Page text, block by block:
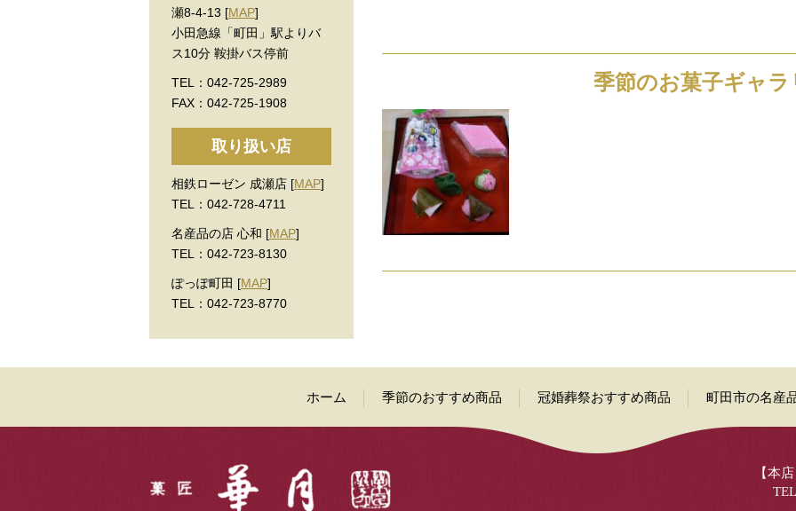
季節のお菓子ギャラ
瀬8-4-13 [MAP]
小田急線「町田」駅よりバ
ス10分 鞍掛バス停前
TEL：042-725-2989
FAX：042-725-1908
取り扱い店
相鉄ローゼン 成瀬店 [MAP]
TEL：042-728-4711
名産品の店 心和 [MAP]
TEL：042-723-8130
ぽっぽ町田 [MAP]
TEL：042-723-8770
ホーム 季節のおすすめ商品 冠婚葬祭おすすめ商品 町田市の名産
【本